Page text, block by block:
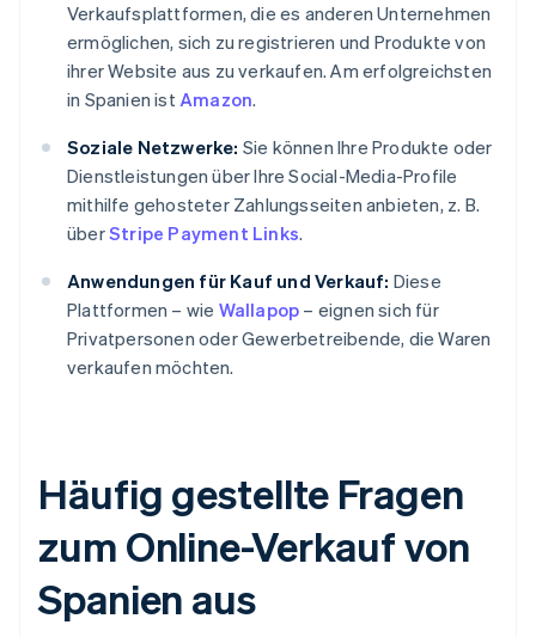
Verkaufsplattformen, die es anderen Unternehmen
ermöglichen, sich zu registrieren und Produkte von
ihrer Website aus zu verkaufen. Am erfolgreichsten
in Spanien istAmazon.
Soziale Netzwerke: Sie können Ihre Produkte oder
Dienstleistungen über Ihre Social-Media-Profile
mithilfe gehosteter Zahlungsseiten anbieten, z. B.
überStripe Payment Links.
Anwendungen für Kauf und Verkauf: Diese
Plattformen – wie Wallapop – eignen sich für
Privatpersonen oder Gewerbetreibende, die Waren
verkaufen möchten.
Häufig gestellte Fragen
zum Online-Verkauf von
Spanien aus